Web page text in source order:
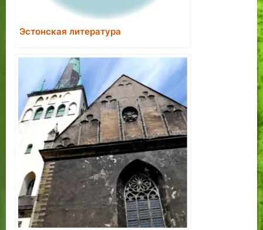
Эстонская литература